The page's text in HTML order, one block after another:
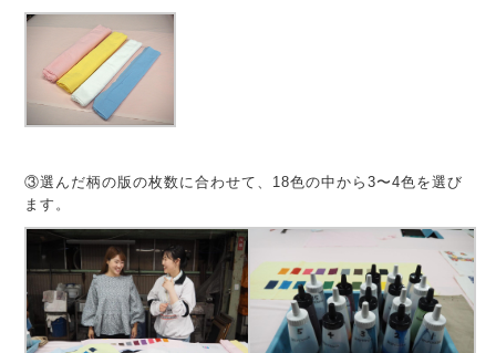
③選んだ柄の版の枚数に合わせて、18色の中から3〜4色を選び
ます。